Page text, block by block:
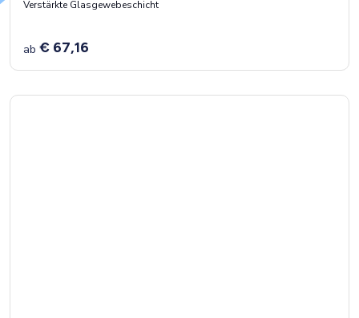
Verstärkte Glasgewebeschicht
ab € 67,16